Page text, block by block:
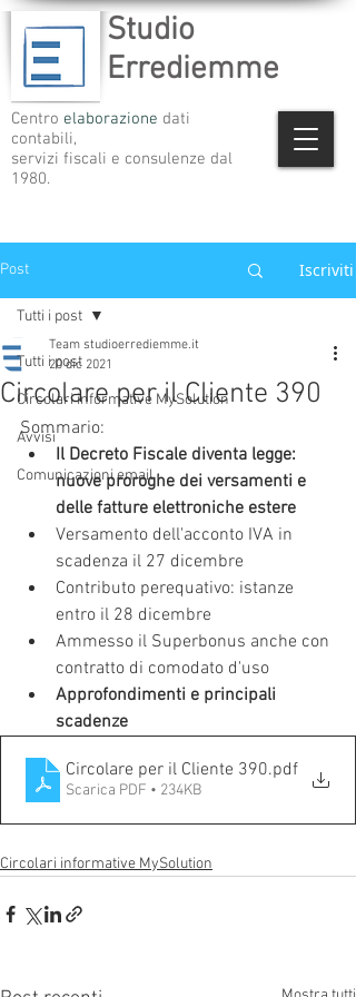
Studio
Errediemme
Centro elaborazione dati
contabili,
servizi fiscali e consulenze dal
1980.
Post Iscriviti
Tutti i post
Circolari informative MySolution
Avvisi
Comunicazioni email
Tutti i post
Circolare per il Cliente 390
Team studioerrediemme.it
20 dic 2021
Sommario:
Il Decreto Fiscale diventa legge:
nuove proroghe dei versamenti e
delle fatture elettroniche estere
Versamento dell'acconto IVA in
scadenza il 27 dicembre
Contributo perequativo: istanze
entro il 28 dicembre
Ammesso il Superbonus anche con
contratto di comodato d'uso
Approfondimenti e principali
scadenze
Circolare per il Cliente 390.pdf
Scarica PDF • 234KB
Circolari informative MySolution